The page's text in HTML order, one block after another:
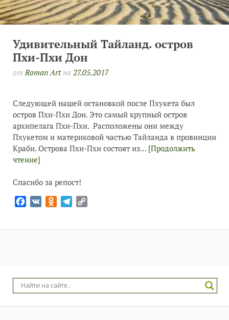
Удивительный Тайланд. остров
Пхи-Пхи Дон
отRoman Artна 27.05.2017
Следующей нашей остановкой после Пхукета был
остров Пхи-Пхи Дон. Это самый крупный остров
архипелага Пхи-Пхи. Расположены они между
Пхукетом и материковой частью Тайланда в провинции
Краби. Острова Пхи-Пхи состоят из… [Продолжить
чтение]
Спасибо за репост!
Facebook
VK Odnoklassniki
Telegram